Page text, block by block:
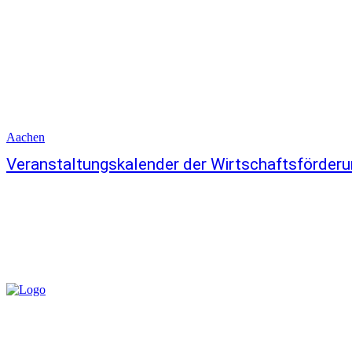
Aachen
Veranstaltungskalender der